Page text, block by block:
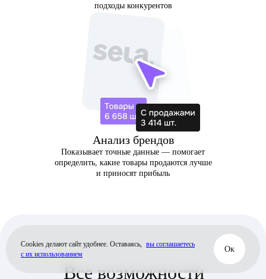
подходы конкурентов
Анализ брендов
Показывает точные данные — помогает
определить, какие товары продаются лучше
и приносят прибыль
Все возможности
Cookies делают сайт удобнее. Оставаясь, вы соглашаетесь
с их использованием
Oк